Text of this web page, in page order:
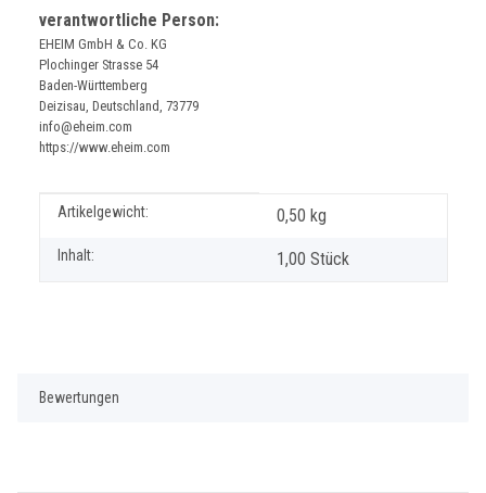
verantwortliche Person:
EHEIM GmbH & Co. KG
Plochinger Strasse 54
Baden-Württemberg
Deizisau, Deutschland, 73779
info@eheim.com
https://www.eheim.com
Produkteigenschaft
Wert
Artikelgewicht: 0,50 kg
Inhalt: 1,00 Stück
Bewertungen